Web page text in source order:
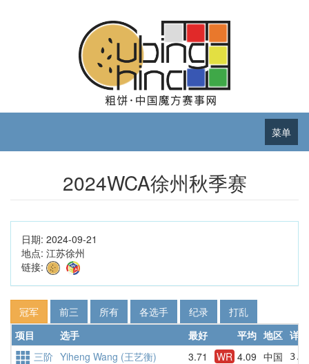
菜单
2024WCA徐州秋季赛
日期: 2024-09-21
地点: 江苏徐州
链接:
冠军 前三 所有 各选手 纪录
打乱
项目
选手 最好 平均 地区 详情
三阶 Yiheng Wang (王艺衡) 3.71 WR 4.09 中国